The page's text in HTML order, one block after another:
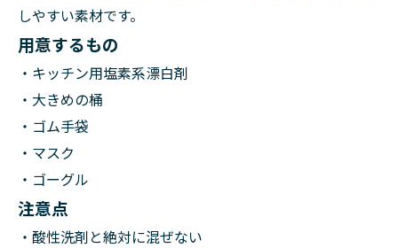
しやすい素材です。
用意するもの
・キッチン用塩素系漂白剤
・大きめの桶
・ゴム手袋
・マスク
・ゴーグル
注意点
・酸性洗剤と絶対に混ぜない